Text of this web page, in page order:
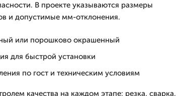
В проекте указываются размеры
и допустимые мм-отклонения.
или порошково окрашенный
для быстрой установки
по гост и техническим условиям
качества на каждом этапе: резка, сварка,